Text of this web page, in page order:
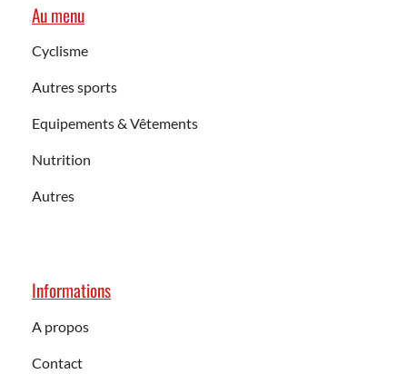
Au menu
Cyclisme
Autres sports
Equipements & Vêtements
Nutrition
Autres
Informations
A propos
Contact